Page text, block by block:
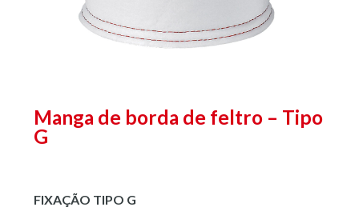
Manga de borda de feltro – Tipo
G
FIXAÇÃO TIPO G